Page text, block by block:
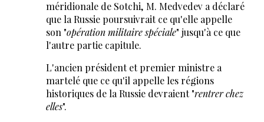
méridionale de Sotchi, M. Medvedev a déclaré
que la Russie poursuivrait ce qu'elle appelle
son "opération militaire spéciale" jusqu'à ce que
l'autre partie capitule.
L'ancien président et premier ministre a
martelé que ce qu'il appelle les régions
historiques de la Russie devraient "rentrer chez
elles".